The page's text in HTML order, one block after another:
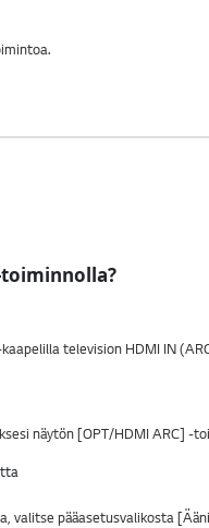
toiminnolla?
television HDMI IN
näytön [OPT/HDMI ARC] -
valitse pääasetusvalikosta